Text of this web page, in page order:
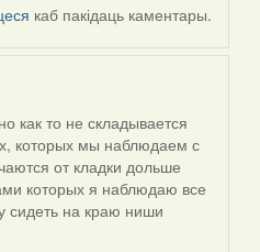
каб пакідаць каментары.
как то не складывается
которых мы наблюдаем с
от кладки дольше
которых я наблюдаю все
сидеть на краю ниши